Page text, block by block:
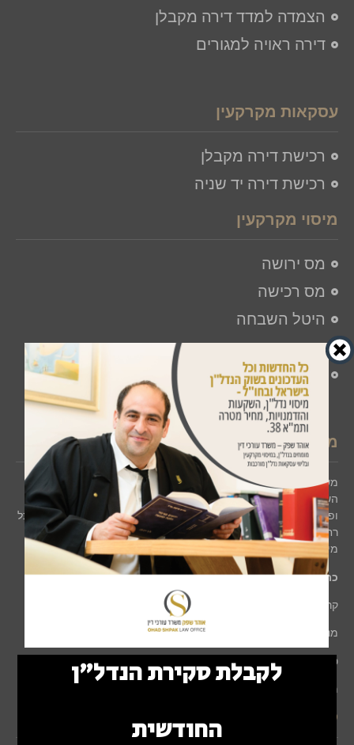
הצמדה למדד דירה מקבלן
דירה ראויה למגורים
עסקאות מקרקעין
רכישת דירה מקבלן
רכישת דירה יד שניה
מיסוי מקרקעין
מס ירושה
מס רכישה
היטל השבחה
מיסוי תושב חוץ
פטור ממס שבח
משרד עורכי דין נדלן ומקרקעין
משרדנו מתמחה בנדל"ן ובמיסוי מקרקעין ומייצג בכל בתי המשפט
השונים בישראל. המשרד מייצג יזמים ודיירים בפרויקטים של תמ"א 38
ופינוי בינוי, מייצג זוכים וקבוצות זוכים בפרויקטים של מחיר למשתכן בכל
רחבי הארץ ומלווה עסקאות נדל"ן מורכבות בחו"ל. למשרד מומחיות
מיוחדת גם בנושאי ירושות, צוואות ועיזבונות.
כתובות המשרדים:
קרן היסוד 34, ירושלים.
מנחם בגין 7, רמת גן (בית גיבור).
טלפון: 02-6775435
מייל:
קישורים לרשתות החברתיות
לקבלת סקירת הנדל"ן
החודשית